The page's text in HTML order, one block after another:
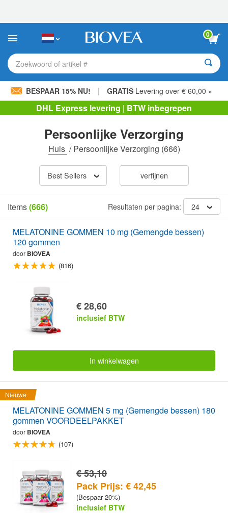
Deze
bevat
toegankelijkheidssysteem.
0
Zoekwoord of artikel #
BESPAAR 15% NU! | GRATIS Levering over € 60,00 »
DHL Express levering | BTW inbegrepen
Persoonlijke Verzorging
Huis /Persoonlijke Verzorging (666)
Best Sellers verfijnen
Items(666) Resultaten per pagina: 24
MELATONINE GOMMEN 10 mg (Gemengde bessen)
120 gommen
door BIOVEA
(816)
€ 28,60
inclusief BTW
In winkelwagen
Nieuwe
MELATONINE GOMMEN 5 mg (Gemengde bessen) 180
gommen VOORDEELPAKKET
door BIOVEA
(107)
€ 53,10
Pack Prijs: € 42,45
(Bespaar 20%)
inclusief BTW